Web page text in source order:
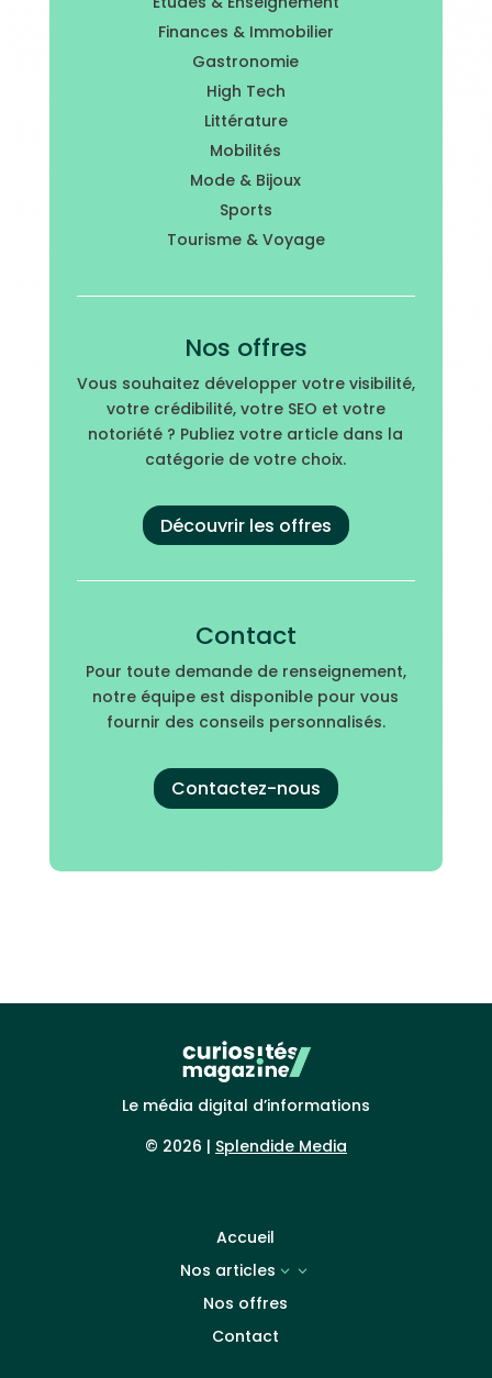
Finances & Immobilier
Gastronomie
High Tech
Littérature
Mobilités
Mode & Bijoux
Sports
Tourisme & Voyage
Nos offres
Vous souhaitez développer votre visibilité,
votre crédibilité, votre SEO et votre
notoriété ? Publiez votre article dans la
catégorie de votre choix.
Découvrir les offres
Contact
Pour toute demande de renseignement,
notre équipe est disponible pour vous
fournir des conseils personnalisés.
Contactez-nous
Le média digital d’informations
© 2026 | Splendide Media
Accueil
Nos articles
3
Nos offres
Contact